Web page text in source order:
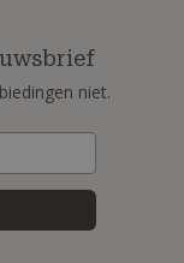
niet.